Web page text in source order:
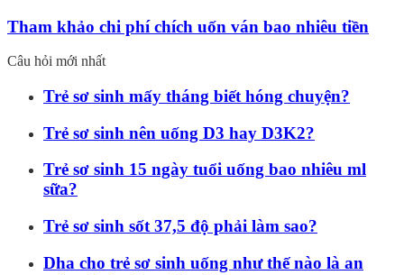
Tham khảo chi phí chích uốn ván bao nhiêu tiền
Câu hỏi mới nhất
Trẻ sơ sinh mấy tháng biết hóng chuyện?
Trẻ sơ sinh nên uống D3 hay D3K2?
Trẻ sơ sinh 15 ngày tuổi uống bao nhiêu ml
sữa?
Trẻ sơ sinh sốt 37,5 độ phải làm sao?
Dha cho trẻ sơ sinh uống như thế nào là an